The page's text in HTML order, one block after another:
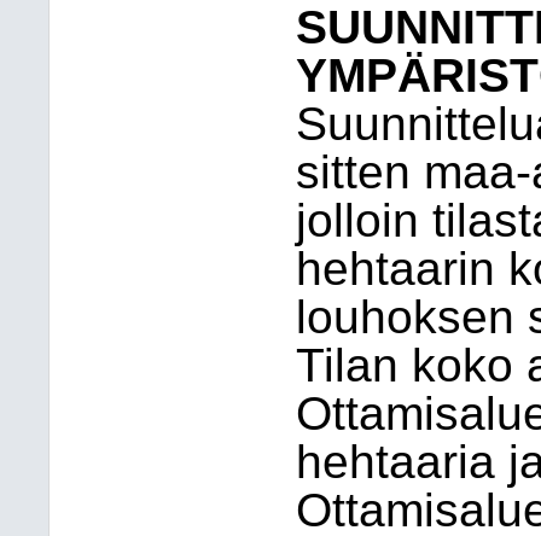
sitten
jolloin
hehtaarin
louhoksen
Tilan koko
hehtaaria